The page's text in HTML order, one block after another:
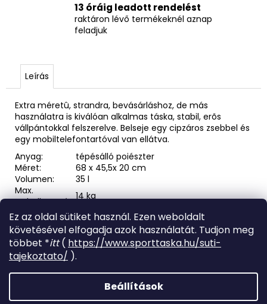
Ez az oldal sütiket használ. Ezen weboldalt
követésével elfogadja azok használatát. Tudjon meg
többet *itt( https://www.sporttaska.hu/suti-
tajekoztato/ ).
Beállítások
13 óráig leadott rendelést
raktáron lévő termékeknél aznap
feladjuk
Leírás
Extra méretû, strandra, bevásárláshoz, de más
használatra is kiválóan alkalmas táska, stabil, erõs
vállpántokkal felszerelve. Belseje egy cipzáros zsebbel és
egy mobiltelefontartóval van ellátva.
Anyag:
tépésálló poiészter
Méret:
68 x 45,5x 20 cm
Volumen:
35 l
Max.
terhelhetõség:14 kg
r
k